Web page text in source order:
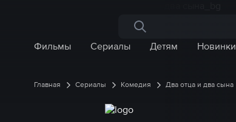
Поиск по сайту
Фильмы
Сериалы Детям Новинки
Главная Сериалы Комедия Два отца и два сына